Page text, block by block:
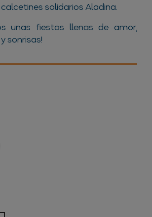
solidarios Aladina.
unas fiestas llenas de amor,
sonrisas!